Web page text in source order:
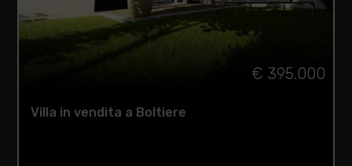
€ 395.000
Villa in vendita a Boltiere